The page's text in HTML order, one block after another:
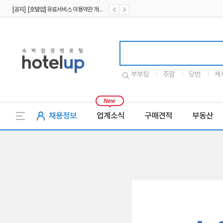
[공지] [호텔업] 유료서비스 이용약관 개정본2 (19.09.02)
부부팀 주말 당번 캐
채용정보 업계소식 구매견적 부동산